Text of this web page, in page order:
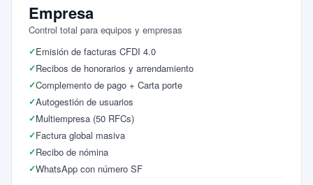
Empresa
Control total para equipos y empresas
Emisión de facturas CFDI 4.0
Recibos de honorarios y arrendamiento
Complemento de pago + Carta porte
Autogestión de usuarios
Multiempresa (50 RFCs)
Factura global masiva
Recibo de nómina
WhatsApp con número SF